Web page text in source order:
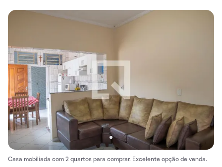
Casa mobiliada com 2 quartos para comprar. Excelente opção de venda.